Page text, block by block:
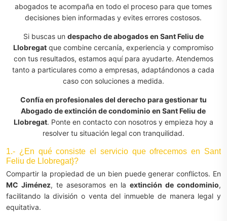
abogados te acompaña en todo el proceso para que tomes
decisiones bien informadas y evites errores costosos.
Si buscas un despacho de abogados en Sant Feliu de
Llobregat que combine cercanía, experiencia y compromiso
con tus resultados, estamos aquí para ayudarte. Atendemos
tanto a particulares como a empresas, adaptándonos a cada
caso con soluciones a medida.
Confía en profesionales del derecho para gestionar tu
Abogado de extinción de condominio en Sant Feliu de
Llobregat. Ponte en contacto con nosotros y empieza hoy a
resolver tu situación legal con tranquilidad.
1.- ¿En qué consiste el servicio que ofrecemos en Sant
Feliu de Llobregat}?
Compartir la propiedad de un bien puede generar conflictos. En
MC Jiménez, te asesoramos en laextinción de condominio,
facilitando la división o venta del inmueble de manera legal y
equitativa.